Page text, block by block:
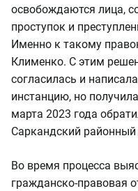
освобождаются лица,
проступок и
Именно к такому
Клименко. С этим
согласилась и
инстанцию, но
марта 2023 года
Саркандский
Во время процесса
гражданско-правовая